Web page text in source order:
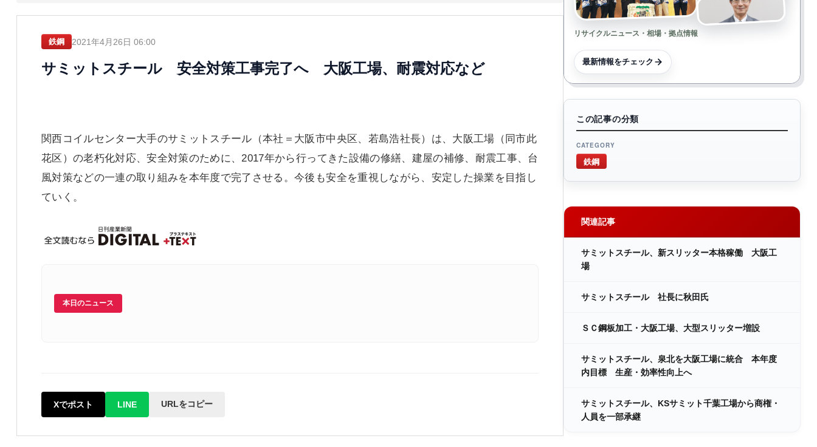
鉄鋼 2021年4月26日 06:00
サミットスチール 安全対策工事完了へ 大阪工場、耐震対応など
関西コイルセンター大手のサミットスチール（本社＝大阪市中央区、若島浩社長）は、大阪工場（同市此
花区）の老朽化対応、安全対策のために、2017年から行ってきた設備の修繕、建屋の補修、耐震工事、台
風対策などの一連の取り組みを本年度で完了させる。今後も安全を重視しながら、安定した操業を目指し
ていく。
本日のニュース
Xでポスト LINE URLをコピー
リサイクルニュース・相場・拠点情報
最新情報をチェック
この記事の分類
CATEGORY
鉄鋼
関連記事
サミットスチール、新スリッター本格稼働 大阪工
場
サミットスチール 社長に秋田氏
ＳＣ鋼板加工・大阪工場、大型スリッター増設
サミットスチール、泉北を大阪工場に統合 本年度
内目標 生産・効率性向上へ
サミットスチール、KSサミット千葉工場から商権・
人員を一部承継